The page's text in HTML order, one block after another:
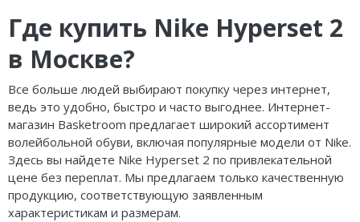
Где купить Nike Hyperset 2
в Москве?
Все больше людей выбирают покупку через интернет,
ведь это удобно, быстро и часто выгоднее. Интернет-
магазин Basketroom предлагает широкий ассортимент
волейбольной обуви, включая популярные модели от Nike.
Здесь вы найдете Nike Hyperset 2 по привлекательной
цене без переплат. Мы предлагаем только качественную
продукцию, соответствующую заявленным
характеристикам и размерам.